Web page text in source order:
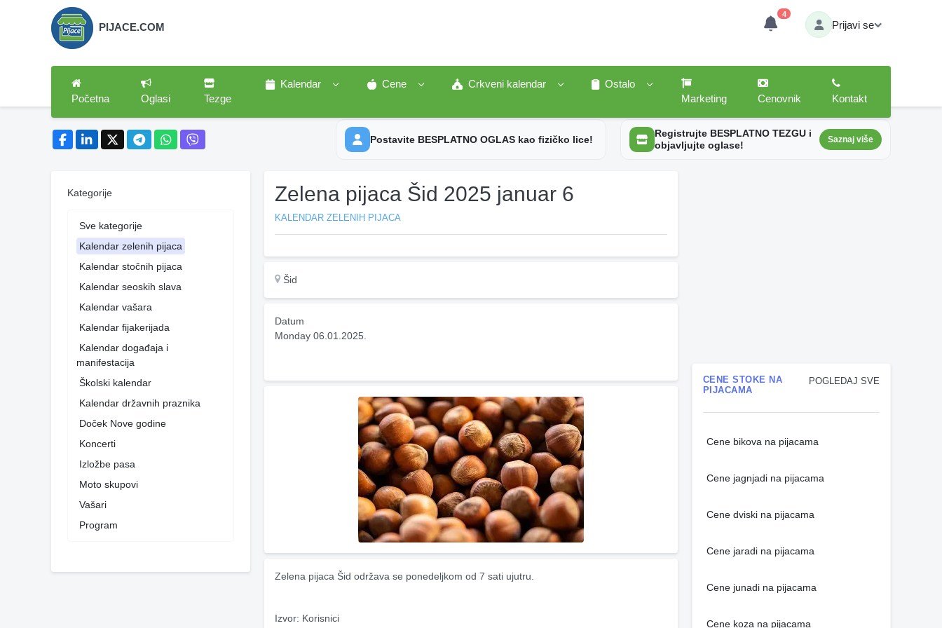
PIJACE.COM
4
Prijavi se
Početna Oglasi Tezge
Kalendar Cene Crkveni kalendar
Ostalo
Marketing
Cenovnik Kontakt
Postavite BESPLATNO OGLAS kao fizičko lice!
Registrujte BESPLATNO TEZGU i
objavljujte oglase!
Saznaj više
Kategorije
Sve kategorije
Kalendar zelenih pijaca
Kalendar stočnih pijaca
Kalendar seoskih slava
Kalendar vašara
Kalendar fijakerijada
Kalendar događaja i
manifestacija
Školski kalendar
Kalendar državnih praznika
Doček Nove godine
Koncerti
Izložbe pasa
Moto skupovi
Vašari
Program
Zelena pijaca Šid 2025 januar 6
KALENDAR ZELENIH PIJACA
Šid
Datum
Monday 06.01.2025.
Zelena pijaca Šid održava se ponedeljkom od 7 sati ujutru.
Izvor: Korisnici
POGLEDAJ SVE
CENE STOKE NA
PIJACAMA
Cene bikova na pijacama
Cene jagnjadi na pijacama
Cene dviski na pijacama
Cene jaradi na pijacama
Cene junadi na pijacama
Cene koza na pijacama